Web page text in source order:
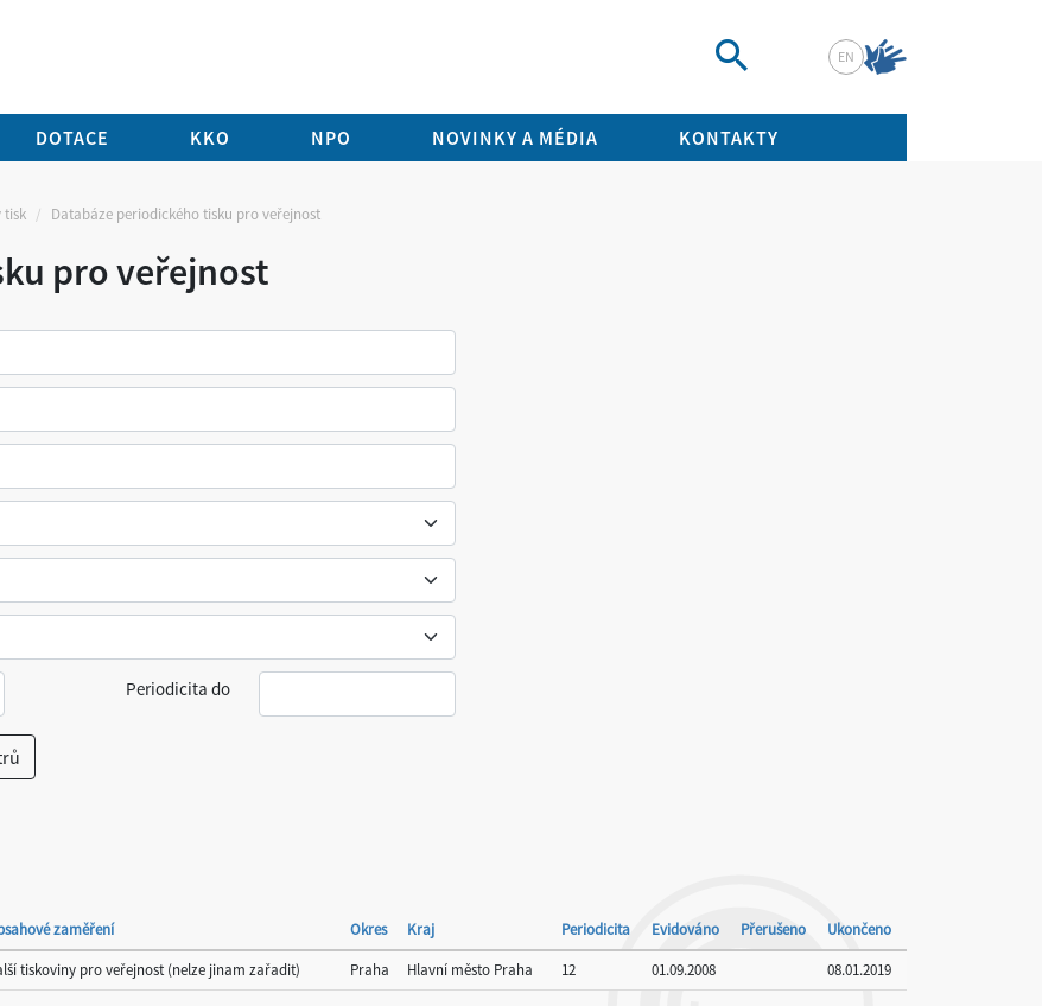
EN
DOTACE KKO NPO NOVINKY A MÉDIA KONTAKTY
tisk Databáze periodického tisku pro veřejnost
pro veřejnost
Periodicita do
zaměření Okres Kraj Periodicita Evidováno Přerušeno
Ukončeno
tiskoviny pro veřejnost (nelze jinam zařadit) Praha Hlavní město Praha 12 01.09.2008 08.01.2019